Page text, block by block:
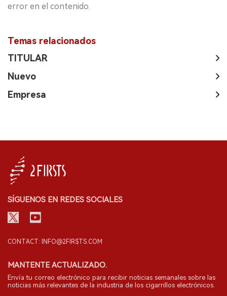
error en el contenido.
Temas relacionados
TITULAR
Nuevo
Empresa
SÍGUENOS EN REDES SOCIALES
CONTACT: INFO@2FIRSTS.COM
MANTENTE ACTUALIZADO.
Envía tu correo electrónico para recibir noticias semanales sobre las
noticias más relevantes de la industria de los cigarrillos electrónicos.